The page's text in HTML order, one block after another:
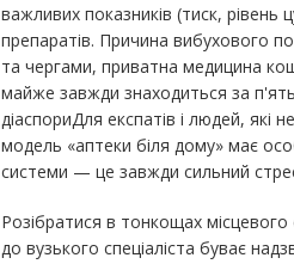
важливих показників (тиск, рівень
препаратів. Причина вибухового
та чергами, приватна медицина
майже завжди знаходиться за п'ять
діаспориДля експатів і людей, які
модель «аптеки біля дому» має
системи — це завжди сильний
Розібратися в тонкощах
до вузького спеціаліста буває